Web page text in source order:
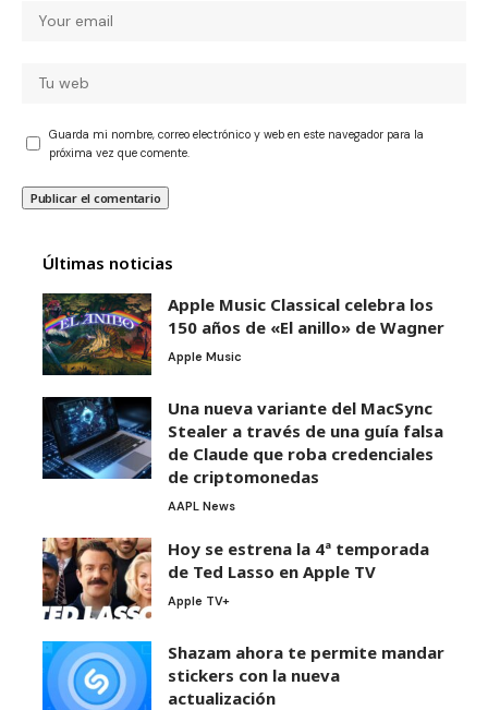
Guarda mi nombre, correo electrónico y web en este navegador para la
próxima vez que comente.
Últimas noticias
Apple Music Classical celebra los
150 años de «El anillo» de Wagner
Apple Music
Una nueva variante del MacSync
Stealer a través de una guía falsa
de Claude que roba credenciales
de criptomonedas
AAPL News
Hoy se estrena la 4ª temporada
de Ted Lasso en Apple TV
Apple TV+
Shazam ahora te permite mandar
stickers con la nueva
actualización